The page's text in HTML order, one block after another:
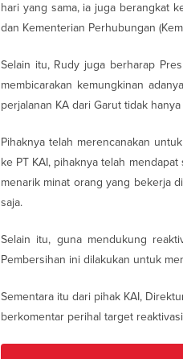
hari yang sama, ia juga berangkat
dan Kementerian Perhubungan
Selain itu, Rudy juga berharap
membicarakan kemungkinan
perjalanan KA dari Garut tidak
Pihaknya telah merencanakan
ke PT KAI, pihaknya telah
menarik minat orang yang bekerja
saja.
Selain itu, guna mendukung
Pembersihan ini dilakukan untuk
Sementara itu dari pihak KAI,
berkomentar perihal target